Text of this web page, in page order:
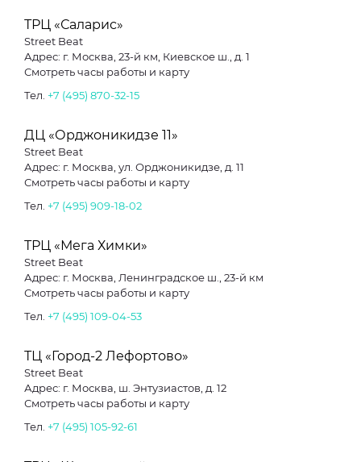
ТРЦ «Саларис»
Street Beat
Адрес: г. Москва, 23-й км, Киевское ш., д. 1
Смотреть часы работы и карту
Тел. +7 (495) 870-32-15
ДЦ «Орджоникидзе 11»
Street Beat
Адрес: г. Москва, ул. Орджоникидзе, д. 11
Смотреть часы работы и карту
Тел. +7 (495) 909-18-02
ТРЦ «Мега Химки»
Street Beat
Адрес: г. Москва, Ленинградское ш., 23-й км
Смотреть часы работы и карту
Тел. +7 (495) 109-04-53
ТЦ «Город-2 Лефортово»
Street Beat
Адрес: г. Москва, ш. Энтузиастов, д. 12
Смотреть часы работы и карту
Тел. +7 (495) 105-92-61